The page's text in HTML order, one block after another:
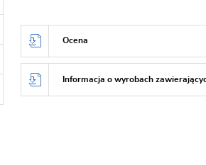
Ocena
Informacja o wyrobach